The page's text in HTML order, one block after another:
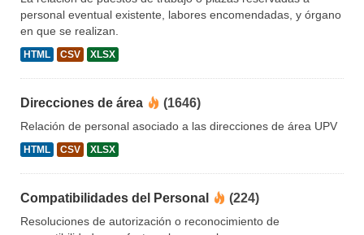
personal eventual existente, labores encomendadas, y órgano
en que se realizan.
HTML CSV XLSX
Direcciones de área (1646)
Relación de personal asociado a las direcciones de área UPV
HTML CSV XLSX
Compatibilidades del Personal (224)
Resoluciones de autorización o reconocimiento de